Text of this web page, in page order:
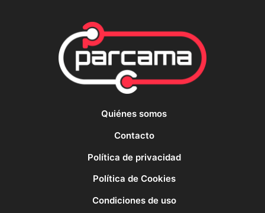
Quiénes somos
Contacto
Política de privacidad
Política de Cookies
Condiciones de uso